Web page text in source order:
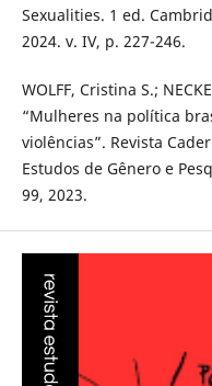
Sexualities. 1 ed.
2024. v. IV, p. 227-246.
WOLFF, Cristina S.;
“Mulheres na política
violências”. Revista
Estudos de Gênero e
99, 2023.